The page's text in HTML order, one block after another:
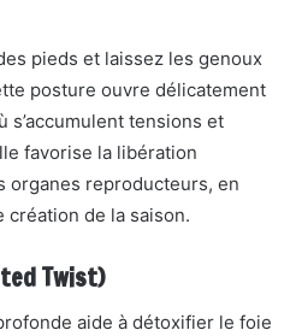
pieds et laissez les genoux
posture ouvre délicatement
s’accumulent tensions et
favorise la libération
organes reproducteurs, en
création de la saison.
Twist)
aide à détoxifier le foie